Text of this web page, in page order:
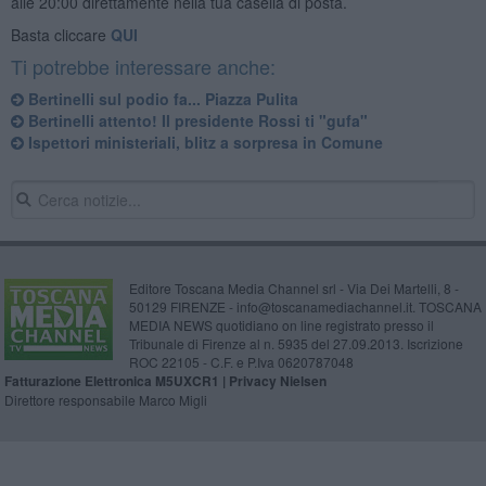
Basta cliccare QUI
Ti potrebbe interessare anche:
Bertinelli sul podio fa... Piazza Pulita
Bertinelli attento! Il presidente Rossi ti "gufa"
Ispettori ministeriali, blitz a sorpresa in Comune
Editore Toscana Media Channel srl - Via Dei Martelli, 8 -
50129 FIRENZE - info@toscanamediachannel.it. TOSCANA
MEDIA NEWS quotidiano on line registrato presso il
Tribunale di Firenze al n. 5935 del 27.09.2013. Iscrizione
ROC 22105 - C.F. e P.Iva 0620787048
Fatturazione Elettronica M5UXCR1 | Privacy Nielsen
Direttore responsabile Marco Migli